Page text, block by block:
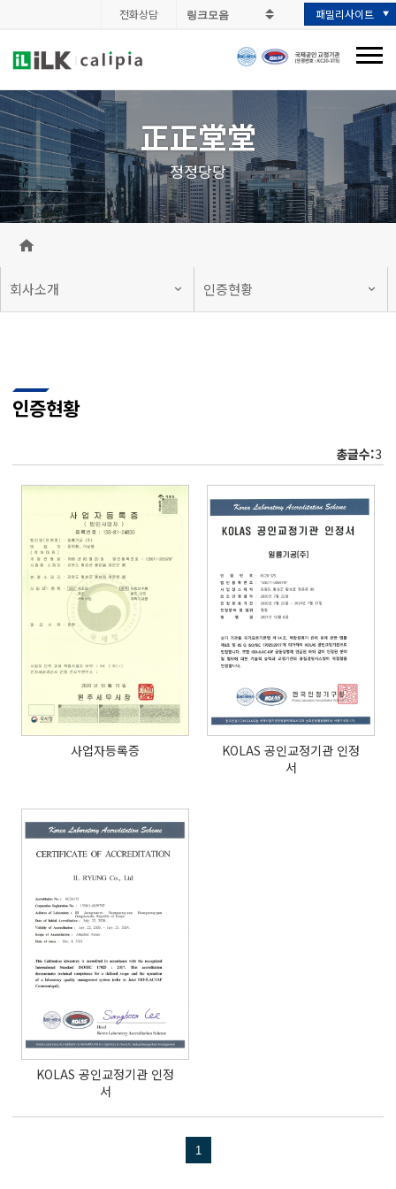
전화상담 패밀리사이트
正正堂堂
정정당당
회사소개 인증현황
역
인증현황
총글수:3
사업자등록증
KOLAS 공인교정기관 인정
서
KOLAS 공인교정기관 인정
서
현
재
1번